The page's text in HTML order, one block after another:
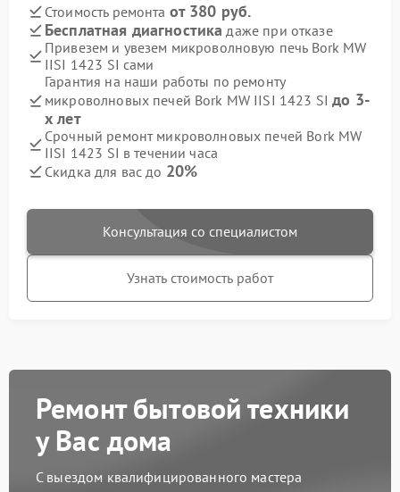
Стоимость ремонта от 380 руб.
Бесплатная диагностика даже при отказе
Привезем и увезем микроволновую печь Bork MW
IISI 1423 SI сами
Гарантия на наши работы по ремонту
микроволновых печей Bork MW IISI 1423 SIдо 3-
х лет
Срочный ремонт микроволновых печей Bork MW
IISI 1423 SI в течении часа
Скидка для вас до 20%
Консультация со специалистом
Узнать стоимость работ
Ремонт бытовой техники
у Вас дома
С выездом квалифицированного мастера